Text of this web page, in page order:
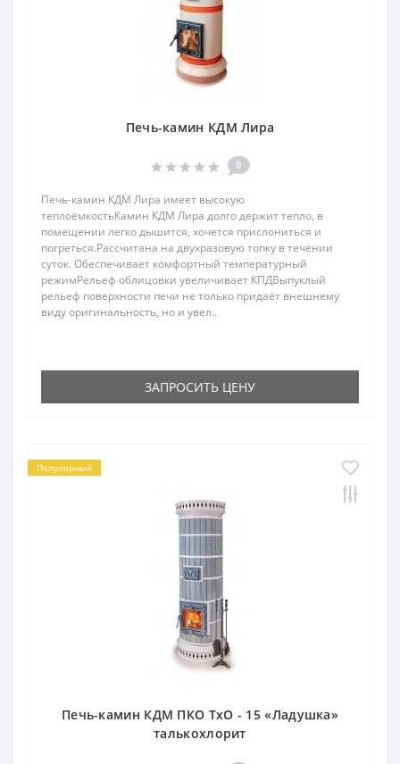
Печь-камин КДМ Лира
0
Печь-камин КДМ Лира имеет высокую
теплоёмкостьКамин КДМ Лира долго держит тепло, в
помещении легко дышится, хочется прислониться и
погреться.Рассчитана на двухразовую топку в течении
суток. Обеспечивает комфортный температурный
режимРельеф облицовки увеличивает КПДВыпуклый
рельеф поверхности печи не только придаёт внешнему
виду оригинальность, но и увел..
ЗАПРОСИТЬ ЦЕНУ
Популярный
Печь-камин КДМ ПКО ТхО - 15 «Ладушка»
талькохлорит